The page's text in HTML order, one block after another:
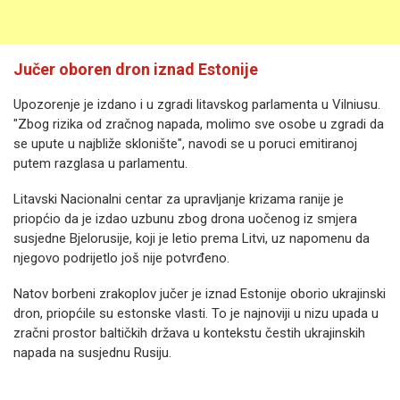
Jučer oboren dron iznad Estonije
Upozorenje je izdano i u zgradi litavskog parlamenta u Vilniusu.
"Zbog rizika od zračnog napada, molimo sve osobe u zgradi da
se upute u najbliže sklonište", navodi se u poruci emitiranoj
putem razglasa u parlamentu.
Litavski Nacionalni centar za upravljanje krizama ranije je
priopćio da je izdao uzbunu zbog drona uočenog iz smjera
susjedne Bjelorusije, koji je letio prema Litvi, uz napomenu da
njegovo podrijetlo još nije potvrđeno.
Natov borbeni zrakoplov jučer je iznad Estonije oborio ukrajinski
dron, priopćile su estonske vlasti. To je najnoviji u nizu upada u
zračni prostor baltičkih država u kontekstu čestih ukrajinskih
napada na susjednu Rusiju.